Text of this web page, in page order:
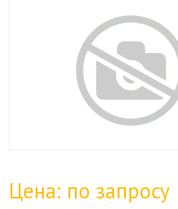
Цена: по запросу